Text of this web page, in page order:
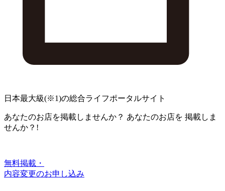
日本最大級(※1)の総合ライフポータルサイト
あなたのお店を掲載しませんか？ あなたのお店を 掲載しま
せんか？!
無料掲載・
内容変更のお申し込み